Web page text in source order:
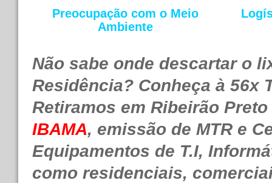
Preocupação com o Meio
Ambiente
Não sabe onde descartar o
Residência? Conheça à 56x
Retiramos em Ribeirão Preto
IBAMA, emissão de MTR e
Equipamentos de T.I,
como residenciais,